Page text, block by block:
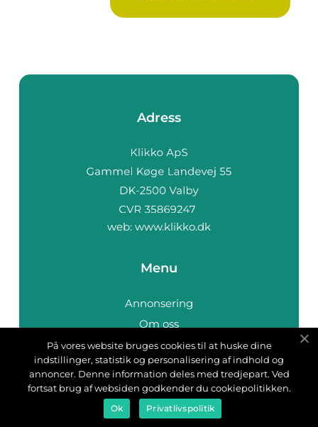
Adress
web: www.klikko.dk
Menu
Annonsering
Om oss
Cookies
Kontakta oss
Sitemap
På vores website bruges cookies til at huske dine
indstillinger, statistik og personalisering af indhold og
annoncer. Denne information deles med tredjepart. Ved
fortsat brug af websiden godkender du cookiepolitikken.
Ok Privatlivspolitik